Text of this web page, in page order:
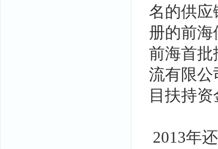
名的供
册的前
前海首批
流有限公
目扶持
2013年